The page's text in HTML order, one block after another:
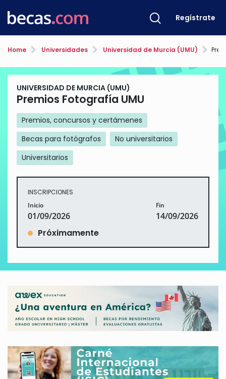
Regístrate
Home Universidades Universidad de Murcia (UMU)
UNIVERSIDAD DE MURCIA (UMU)
Premios Fotografía UMU
Premios, concursos y certámenes
Becas para fotógrafos
No universitarios
Universitarios
INSCRIPCIONES
Inicio
01/09/2026
Fin
14/09/2026
Próximamente